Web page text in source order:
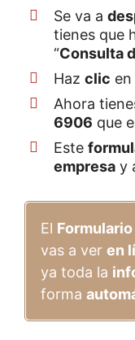
Se va a
tienes que
“Consulta
Haz clic
Ahora
6906 que
Este
empresa y
El
vas a ver en
ya toda la
forma